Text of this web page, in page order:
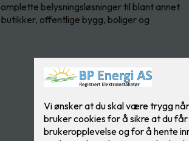
belysningsløsninger til blant annet
offentlige bygg, boliger og